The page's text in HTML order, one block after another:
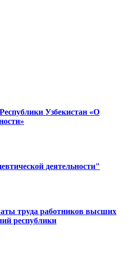
Узбекистан «О
деятельности"
труда работников высших
республики